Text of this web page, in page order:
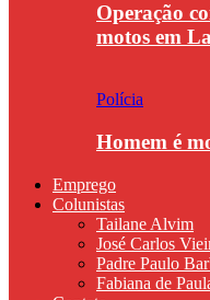
Operação
motos em
Polícia
Homem é
Emprego
Colunistas
Tailane Alvim
José Carlos
Padre Paulo
Fabiana de